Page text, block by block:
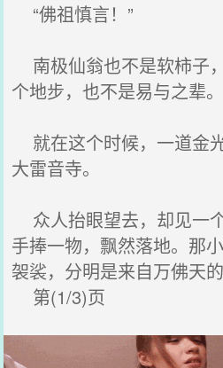
“佛祖慎言！”
南极仙翁也不是软柿子
个地步，也不是易与之辈。
就在这个时候，一道金
大雷音寺。
众人抬眼望去，却见一
手捧一物，飘然落地。那
袈裟，分明是来自万佛天的
第(1/3)页